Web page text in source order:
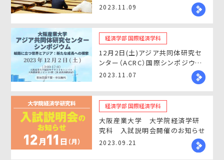
2023.11.09
経済学部 国際経済学科
12月2日(土)アジア共同体研究セ
ンター（ACRC）国際シンポジウム
開催のお知らせ
2023.11.07
経済学部 国際経済学科
大阪産業大学 大学院経済学研
究科 入試説明会開催のお知らせ
2023.09.21